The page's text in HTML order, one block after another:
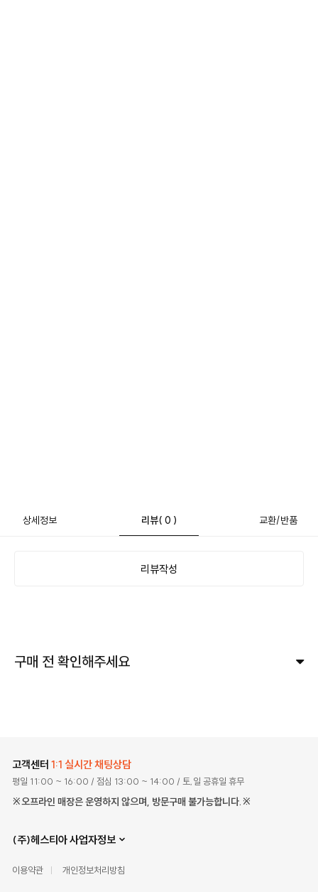
상세정보 리뷰( 0 ) 교환/반품
리뷰작성
구매 전 확인해주세요
고객센터 1:1 실시간 채팅상담
평일 11:00 ~ 16:00 / 점심 13:00 ~ 14:00 / 토,일 공휴일 휴무
※오프라인 매장은 운영하지 않으며, 방문구매 불가능합니다.※
(주)헤스티아 사업자정보
이용약관 개인정보처리방침